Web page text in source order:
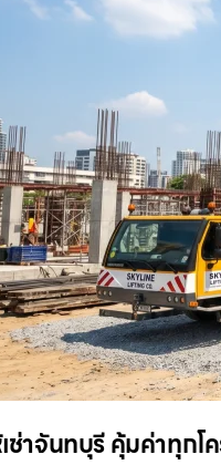
เช่าจันทบุรี คุ้มค่าทุกโ